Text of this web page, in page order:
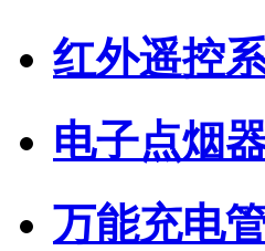
红外遥控
电子点烟
万能充电